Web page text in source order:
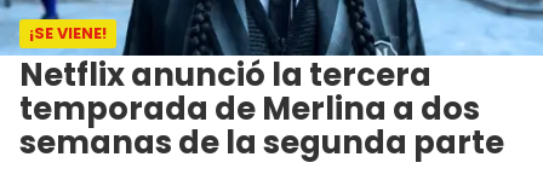
¡SE VIENE!
Netflix anunció la tercera
temporada de Merlina a dos
semanas de la segunda parte